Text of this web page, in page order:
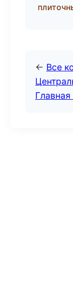
← Все